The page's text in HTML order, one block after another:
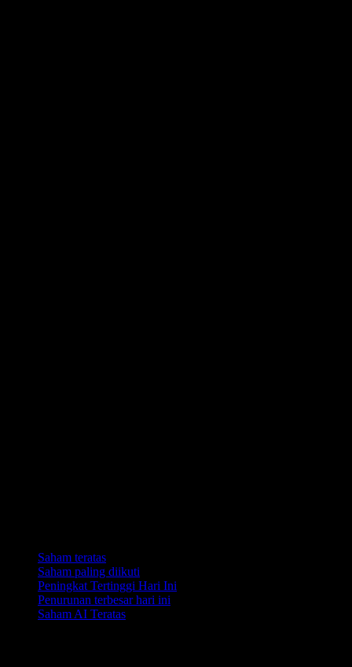
Saham teratas
Saham paling diikuti
Peningkat Tertinggi Hari Ini
Penurunan terbesar hari ini
Saham AI Teratas